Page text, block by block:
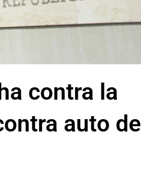
contra la
auto de